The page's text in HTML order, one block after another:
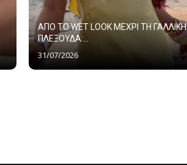
ΑΠΟ ΤΟ WET LOOK ΜΕΧΡΙ ΤΗ ΓΑΛΛΙΚΗ
ΠΛΕΞΟΥΔΑ:...
31/07/2026